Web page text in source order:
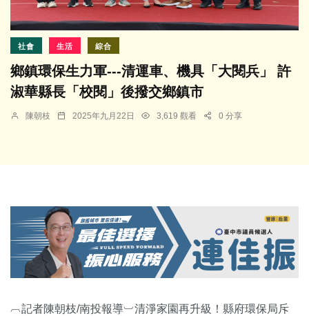
社會 生活 綜合
鄉鎮環保生力軍---清運車、機具「大閱兵」 許
淑華縣長「校閱」後撥交鄉鎮市
陳朝枝 2025年九月22日 3,619 觀看 0 分享
︹記者陳朝枝/南投報導︺清淨家園再升級！縣府環保局斥